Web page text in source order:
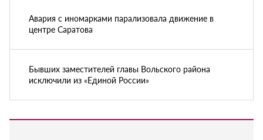
Авария с иномарками парализовала движение в
центре Саратова
Бывших заместителей главы Вольского района
исключили из «Единой России»